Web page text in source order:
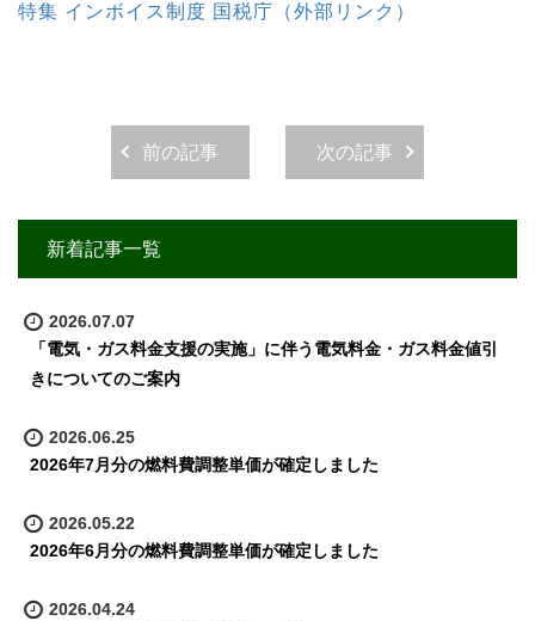
特集 インボイス制度 国税庁（外部リンク）
前の記事 次の記事
新着記事一覧
2026.07.07
「電気・ガス料金支援の実施」に伴う電気料金・ガス料金値引
きについてのご案内
2026.06.25
2026年7月分の燃料費調整単価が確定しました
2026.05.22
2026年6月分の燃料費調整単価が確定しました
2026.04.24